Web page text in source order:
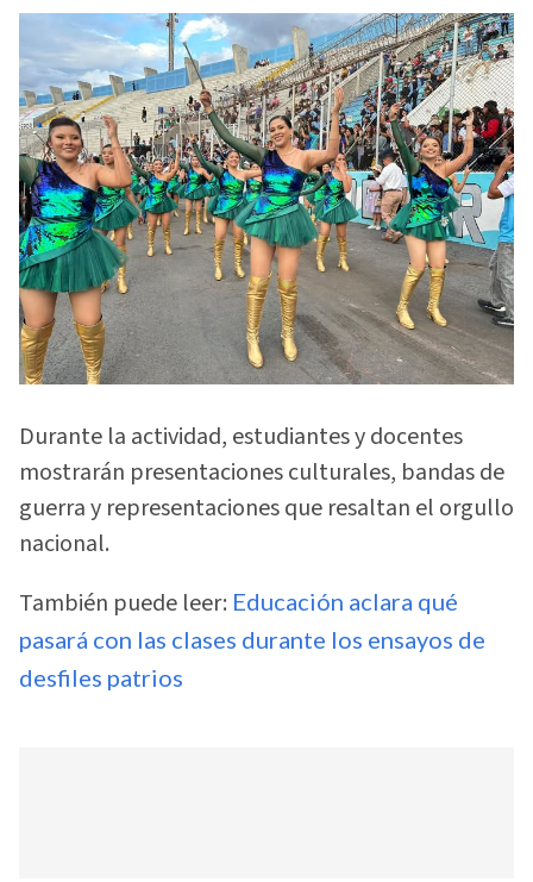
Durante la actividad, estudiantes y docentes
mostrarán presentaciones culturales, bandas de
guerra y representaciones que resaltan el orgullo
nacional.
También puede leer: Educación aclara qué
pasará con las clases durante los ensayos de
desfiles patrios